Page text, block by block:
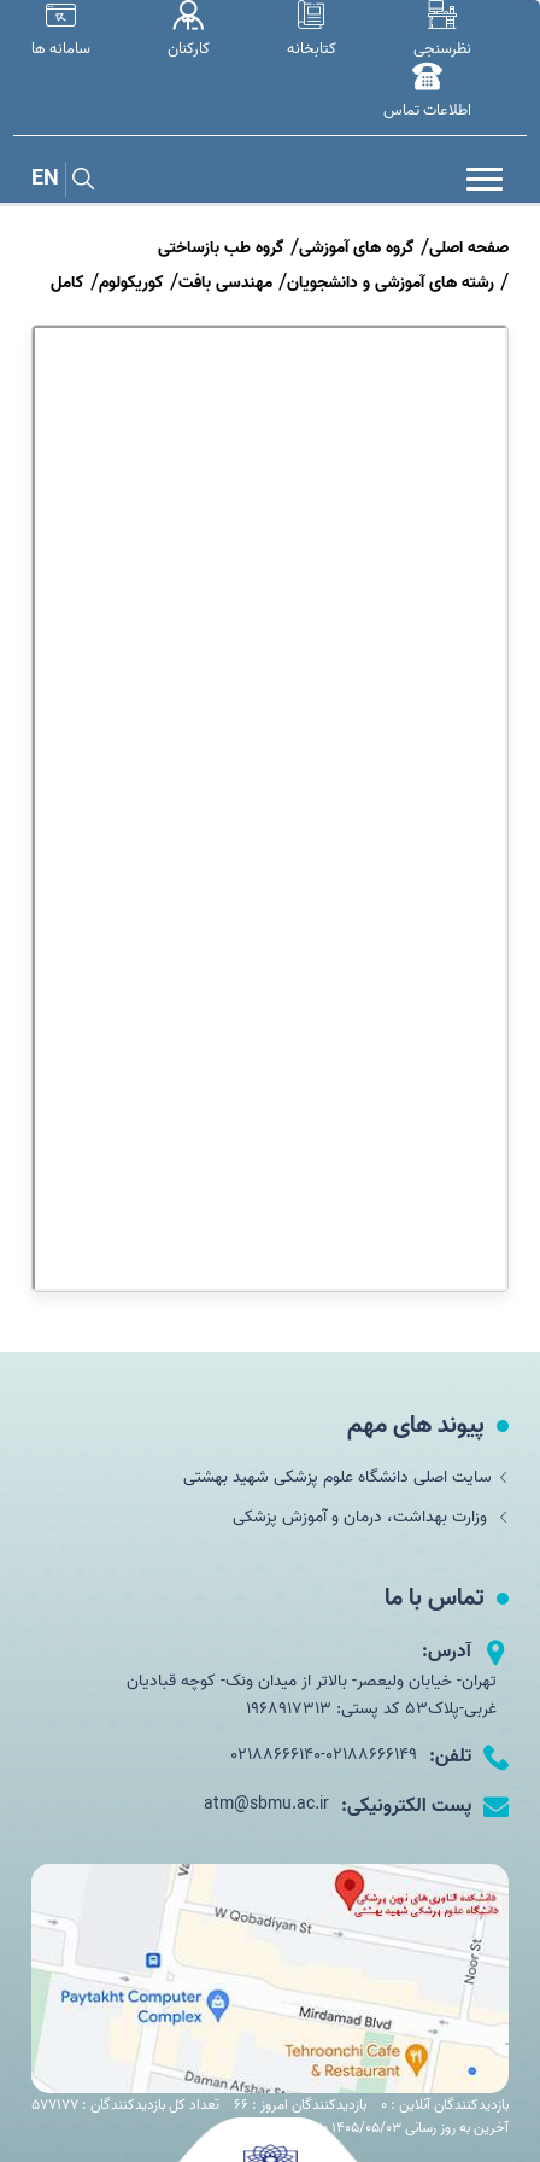
نظرسنجی کتابخانه کارکنان سامانه ها
اطلاعات تماس
EN
صفحه اصلی گروه های آموزشی گروه طب بازساختی
رشته های آموزشی و دانشجویان مهندسی بافت کوریکولوم کامل
پیوند های مهم
سایت اصلی دانشگاه علوم پزشکی شهید بهشتی
وزارت بهداشت، درمان و آموزش پزشکی
تماس با ما
آدرس:
تهران- خیابان ولیعصر- بالاتر از میدان ونک- کوچه قبادیان
غربی-پلاک53 کد پستی: 1968917313
تلفن: 02188666140-02188666149
پست الکترونیکی: atm@sbmu.ac.ir
بازدیدکنندگان آنلاین : 0 بازدیدکنندگان امروز : 66
تعداد کل بازدیدکنندگان : 577177
آخرین به روز رسانی 1405/05/03 11:30